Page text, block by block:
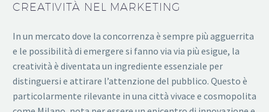
CREATIVITÀ NEL MARKETING
In un mercato dove la concorrenza è sempre più agguerrita
e le possibilità di emergere si fanno via via più esigue, la
creatività è diventata un ingrediente essenziale per
distinguersi e attirare l’attenzione del pubblico. Questo è
particolarmente rilevante in una città vivace e cosmopolita